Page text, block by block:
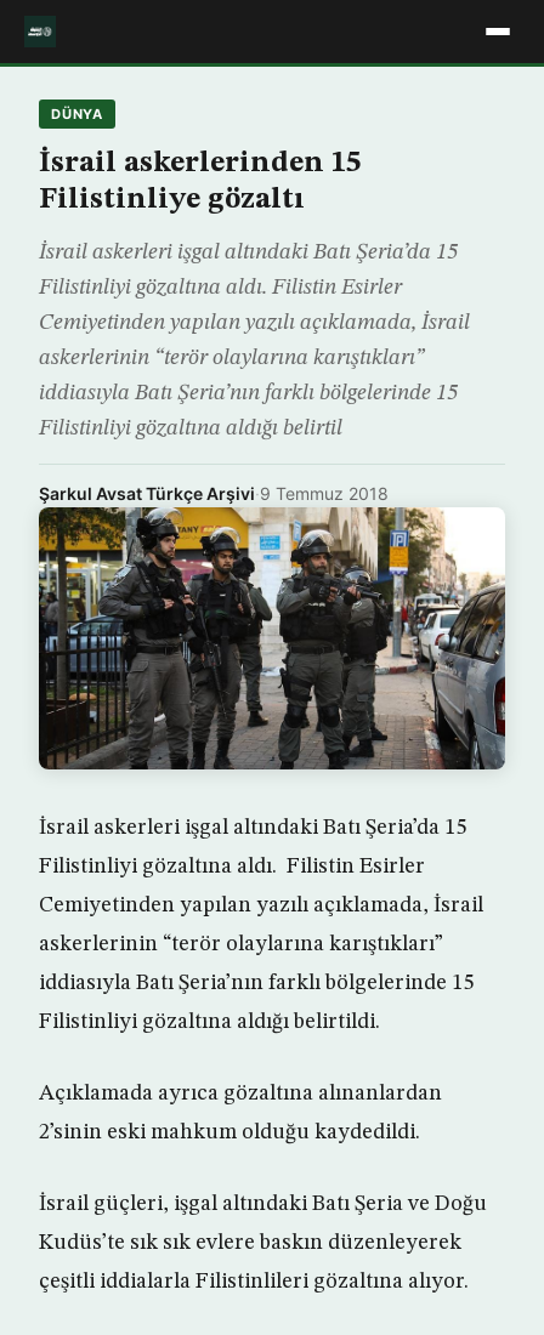
DÜNYA
İsrail askerlerinden 15
Filistinliye gözaltı
İsrail askerleri işgal altındaki Batı Şeria’da 15
Filistinliyi gözaltına aldı. Filistin Esirler
Cemiyetinden yapılan yazılı açıklamada, İsrail
askerlerinin “terör olaylarına karıştıkları”
iddiasıyla Batı Şeria’nın farklı bölgelerinde 15
Filistinliyi gözaltına aldığı belirtil
Şarkul Avsat Türkçe Arşivi·9 Temmuz 2018
İsrail askerleri işgal altındaki Batı Şeria’da 15
Filistinliyi gözaltına aldı. Filistin Esirler
Cemiyetinden yapılan yazılı açıklamada, İsrail
askerlerinin “terör olaylarına karıştıkları”
iddiasıyla Batı Şeria’nın farklı bölgelerinde 15
Filistinliyi gözaltına aldığı belirtildi.
Açıklamada ayrıca gözaltına alınanlardan
2’sinin eski mahkum olduğu kaydedildi.
İsrail güçleri, işgal altındaki Batı Şeria ve Doğu
Kudüs’te sık sık evlere baskın düzenleyerek
çeşitli iddialarla Filistinlileri gözaltına alıyor.